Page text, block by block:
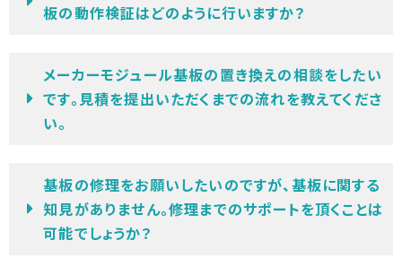
板の動作検証はどのように行いますか？
メーカーモジュール基板の置き換えの相談をしたい
です。見積を提出いただくまでの流れを教えてくださ
い。
基板の修理をお願いしたいのですが、基板に関する
知見がありません。修理までのサポートを頂くことは
可能でしょうか？